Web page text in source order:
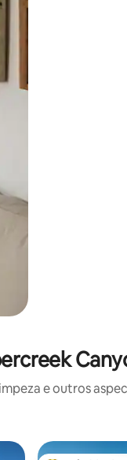
o dedo na tela.
e outros